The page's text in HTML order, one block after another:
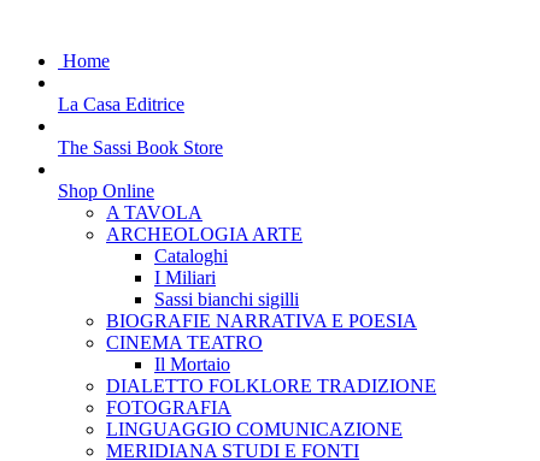
Home
La Casa Editrice
The Sassi Book Store
Shop Online
A TAVOLA
ARCHEOLOGIA ARTE
Cataloghi
I Miliari
Sassi bianchi sigilli
BIOGRAFIE NARRATIVA E POESIA
CINEMA TEATRO
Il Mortaio
DIALETTO FOLKLORE TRADIZIONE
FOTOGRAFIA
LINGUAGGIO COMUNICAZIONE
MERIDIANA STUDI E FONTI